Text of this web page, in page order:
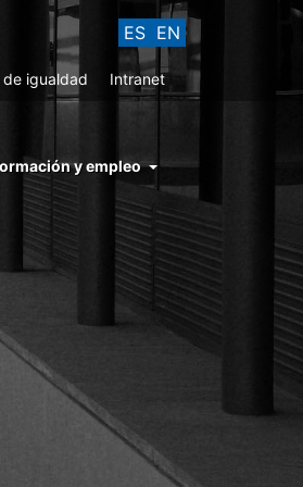
ES EN
de igualdad Intranet
y empleo